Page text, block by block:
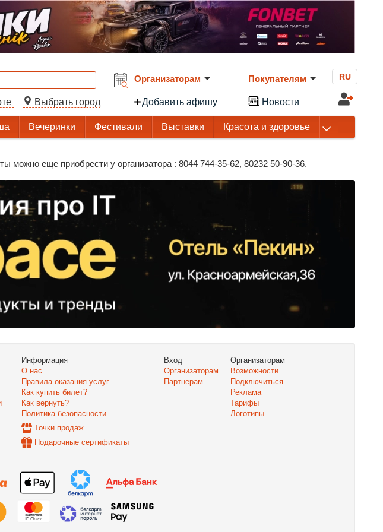
Выбрать город
Организаторам
Добавить афишу
Покупателям
Новости
RU
Вечеринки Фестивали Выставки Красота и здоровье
можно еще приобрести у организатора : 8044 744-35-62, 80232 50-90-36.
Информация
О нас
Правила оказания услуг
Как купить билет?
Как вернуть?
Политика безопасности
Точки продаж
Подарочные сертификаты
Вход
Организаторам
Партнерам
Организаторам
Возможности
Подключиться
Реклама
Тарифы
Логотипы